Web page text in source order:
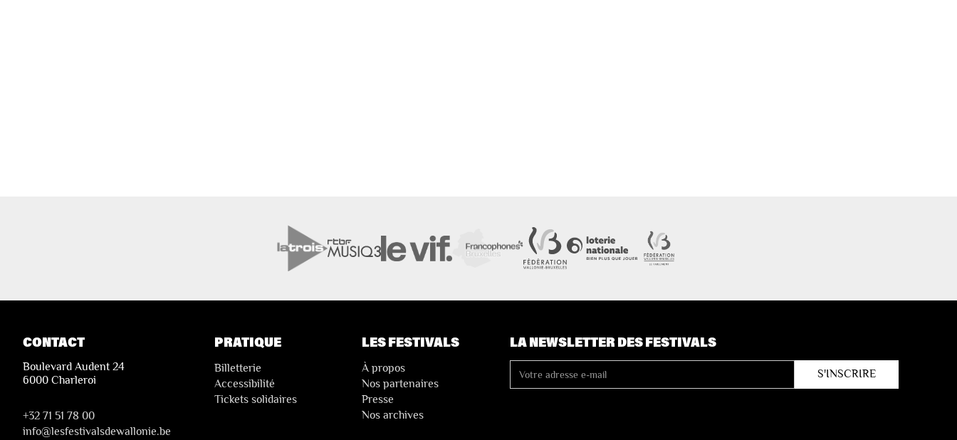
CONTACT
Boulevard Audent 24
6000 Charleroi
+32 71 51 78 00
info@lesfestivalsdewallonie.be
PRATIQUE
Billetterie
Accessibilité
Tickets solidaires
LES FESTIVALS
À propos
Nos partenaires
Presse
Nos archives
LA NEWSLETTER DES FESTIVALS